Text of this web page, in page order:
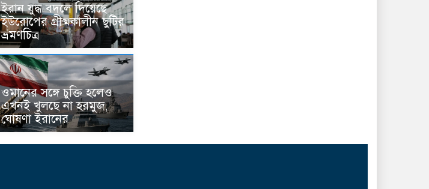
ইরান যুদ্ধ বদলে দিয়েছে
ইউরোপের গ্রীষ্মকালীন ছুটির
ভ্রমণচিত্র
ওমানের সঙ্গে চুক্তি হলেও
এখনই খুলছে না হরমুজ,
ঘোষণা ইরানের